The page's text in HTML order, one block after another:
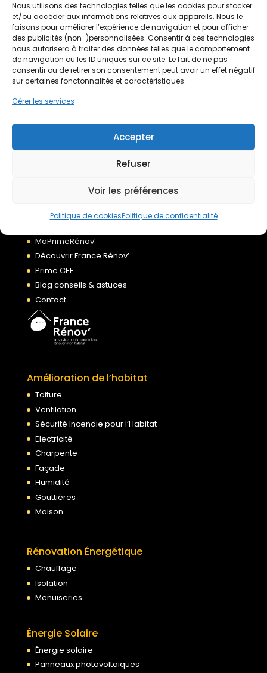
Nous utilisons des technologies telles que les cookies pour stocker
et/ou accéder aux informations relatives aux appareils. Nous le
faisons pour améliorer l’expérience de navigation et pour afficher
des publicités (non-)personnalisées. Consentir à ces technologies
nous autorisera à traiter des données telles que le comportement
de navigation ou les ID uniques sur ce site. Le fait de ne pas
consentir ou de retirer son consentement peut avoir un effet négatif
sur certaines fonctonnalités et caractéristiques.
Gérer les services
Accepter
Refuser
Voir les préférences
Politique de cookiesPolitique de confidentialité
Nous rejoindre
Mentions légales
Politique de confidentialité
Politique de cookies
Qui sommes nous ?
Nos agences
MaPrimeRénov’
Découvrir France Rénov’
Prime CEE
Blog conseils & astuces
Contact
Amélioration de l’habitat
Toiture
Ventilation
Sécurité Incendie pour l’Habitat
Electricité
Charpente
Façade
Humidité
Gouttières
Maison
Rénovation Énergétique
Chauffage
Isolation
Menuiseries
Énergie Solaire
Énergie solaire
Panneaux photovoltaïques